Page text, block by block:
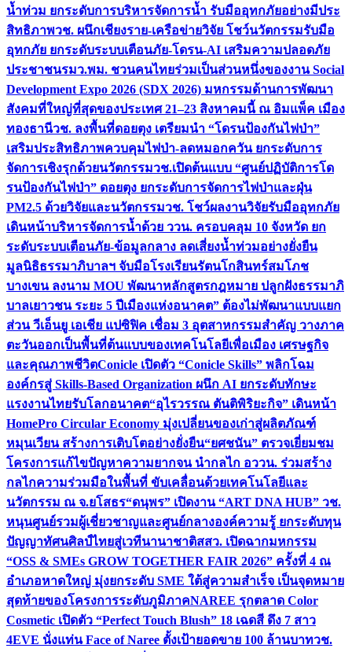
น้ำท่วม ยกระดับการบริหารจัดการน้ำ รับมืออุทกภัยอย่างมีประ
สิทธิภาพวช. ผนึกเชียงราย-เครือข่ายวิจัย โชว์นวัตกรรมรับมือ
อุทกภัย ยกระดับระบบเตือนภัย-โดรน-AI เสริมความปลอดภัย
ประชาชนรมว.พม. ชวนคนไทยร่วมเป็นส่วนหนึ่งของงาน Social
Development Expo 2026 (SDX 2026) มหกรรมด้านการพัฒนา
สังคมที่ใหญ่ที่สุดของประเทศ 21–23 สิงหาคมนี้ ณ อิมแพ็ค เมือง
ทองธานีวช. ลงพื้นที่ดอยตุง เตรียมนำ “โดรนป้องกันไฟป่า”
เสริมประสิทธิภาพควบคุมไฟป่า-ลดหมอกควัน ยกระดับการ
จัดการเชิงรุกด้วยนวัตกรรมวช.เปิดต้นแบบ “ศูนย์ปฏิบัติการโด
รนป้องกันไฟป่า” ดอยตุง ยกระดับการจัดการไฟป่าและฝุ่น
PM2.5 ด้วยวิจัยและนวัตกรรมวช. โชว์ผลงานวิจัยรับมืออุทกภัย
เดินหน้าบริหารจัดการน้ำด้วย ววน. ครอบคลุม 10 จังหวัด ยก
ระดับระบบเตือนภัย-ข้อมูลกลาง ลดเสี่ยงน้ำท่วมอย่างยั่งยืน
มูลนิธิธรรมาภิบาลฯ จับมือโรงเรียนรัตนโกสินทร์สมโภช
บางเขน ลงนาม MOU พัฒนาหลักสูตรกฎหมาย ปลูกฝังธรรมาภิ
บาลเยาวชน ระยะ 5 ปีเมืองแห่งอนาคต” ต้องไม่พัฒนาแบบแยก
ส่วน วีเอ็นยู เอเชีย แปซิฟิค เชื่อม 3 อุตสาหกรรมสำคัญ วางภาค
ตะวันออกเป็นพื้นที่ต้นแบบของเทคโนโลยีเพื่อเมือง เศรษฐกิจ
และคุณภาพชีวิตConicle เปิดตัว “Conicle Skills” พลิกโฉม
องค์กรสู่ Skills-Based Organization ผนึก AI ยกระดับทักษะ
แรงงานไทยรับโลกอนาคต“อุไรวรรณ ตันติพิริยะกิจ” เดินหน้า
HomePro Circular Economy มุ่งเปลี่ยนของเก่าสู่ผลิตภัณฑ์
หมุนเวียน สร้างการเติบโตอย่างยั่งยืน“ยศชนัน” ตรวจเยี่ยมชม
โครงการแก้ไขปัญหาความยากจน นำกลไก อววน. ร่วมสร้าง
กลไกความร่วมมือในพื้นที่ ขับเคลื่อนด้วยเทคโนโลยีและ
นวัตกรรม ณ จ.ยโสธร“ดนุพร” เปิดงาน “ART DNA HUB” วช.
หนุนศูนย์รวมผู้เชี่ยวชาญและศูนย์กลางองค์ความรู้ ยกระดับทุน
ปัญญาทัศนศิลป์ไทยสู่เวทีนานาชาติสสว. เปิดฉากมหกรรม
“OSS & SMEs GROW TOGETHER FAIR 2026” ครั้งที่ 4 ณ
อำเภอหาดใหญ่ มุ่งยกระดับ SME ใต้สู่ความสำเร็จ เป็นจุดหมาย
สุดท้ายของโครงการระดับภูมิภาคNAREE รุกตลาด Color
Cosmetic เปิดตัว “Perfect Touch Blush” 18 เฉดสี ดึง 7 สาว
4EVE นั่งแท่น Face of Naree ตั้งเป้ายอดขาย 100 ล้านบาทวช.